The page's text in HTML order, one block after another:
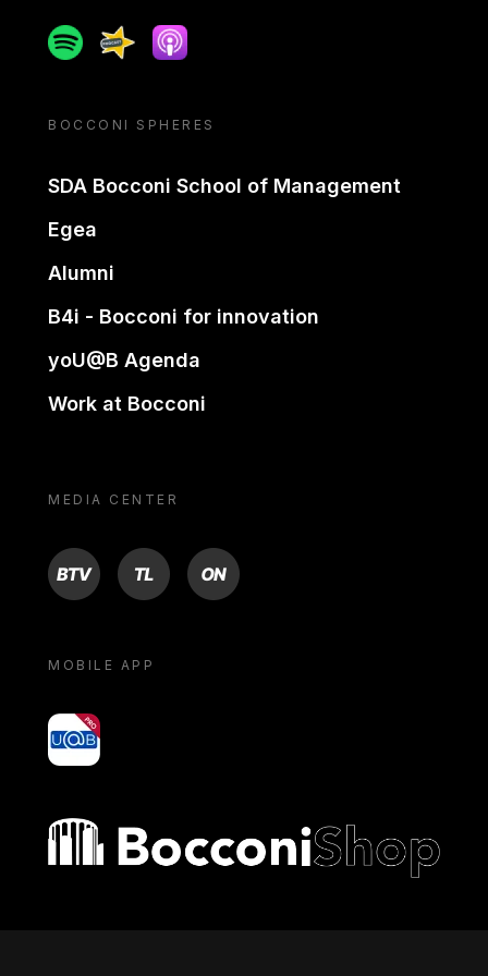
SpotifySpreakerApple podcast
BOCCONI SPHERES
SDA Bocconi School of Management
Egea
Alumni
B4i - Bocconi for innovation
yoU@B Agenda
Work at Bocconi
MEDIA CENTER
BTV TL ON
MOBILE APP
yoU@B
Bocconi shop